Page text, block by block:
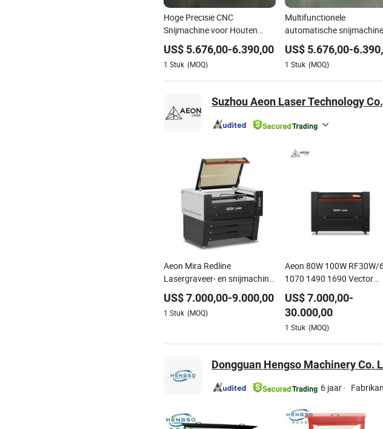
Hoge Precisie CNC
Snijmachine voor Houten
Paneel Meubel Kastdeur
Verwerking Productielijnen
US$ 5.676,00-6.390,00
1 Stuk (MOQ)
Multifunctionele
automatische snijmachine
voor MDF-spaanplaat en
massief houtbewerking
US$ 5.676,00-
1 Stuk (MOQ)
Suzhou Aeon Laser Technology
Aeon Mira Redline
Lasergraveer- en snijmachine
voor acryl, hout en rubber
US$7.000,00-9.000,00
1 Stuk (MOQ)
Aeon 80W 100W RF30W/
1070 1490 1690 Vector
Gravure Semi Automatische
Laser Snijmachine voor
Reclame Leerprinten en
Verpakkingsambacht
Houtindustrie
US$7.000,00-
30.000,00
1 Stuk (MOQ)
Dongguan Hengso Machinery Co.
6 jaar ·